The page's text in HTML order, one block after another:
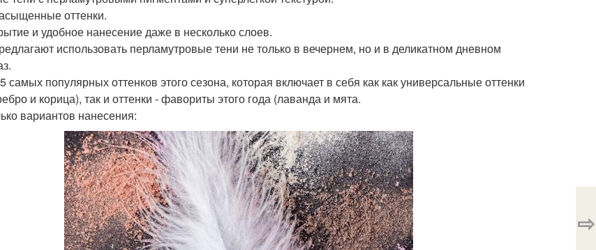
оттенки.
и удобное нанесение даже в несколько слоев.
использовать перламутровые тени не только в вечернем, но и в деликатном дневном
самых популярных оттенков этого сезона, которая включает в себя как как универсальные оттенки
и корица), так и оттенки - фавориты этого года (лаванда и мята.
вариантов нанесения:
⇨